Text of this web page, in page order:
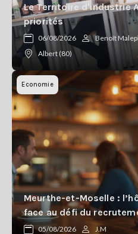
Le Territoire d'industrie
priorités
06/08/2026
Benoît
Albert (80)
Economie
Meurthe-et-Moselle :
face au défi du
05/08/2026
J.M